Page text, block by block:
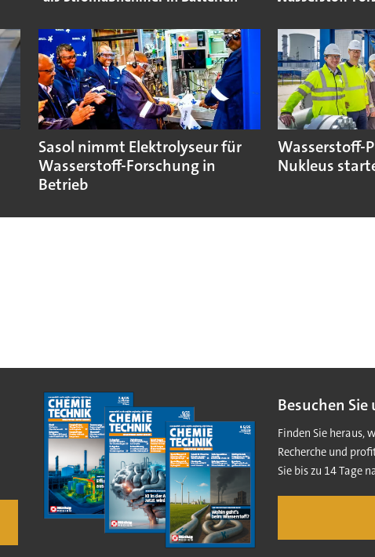
Sasol nimmt Elektrolyseur für
Wasserstoff-Forschung in
Betrieb
Wasserstoff-
Nukleus
Besuchen
Finden Sie heraus,
Recherche und
Sie bis zu 14 Tage